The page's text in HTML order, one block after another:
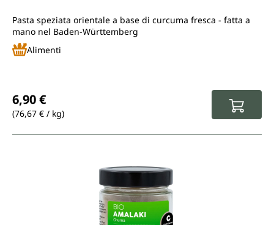
Pasta speziata orientale a base di curcuma fresca - fatta a
mano nel Baden-Württemberg
Alimenti
6,90 €
(76,67 € / kg)